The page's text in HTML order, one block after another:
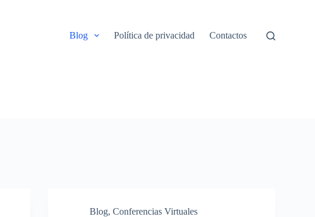
Blog Política de privacidad Contactos
Blog, Conferencias Virtuales